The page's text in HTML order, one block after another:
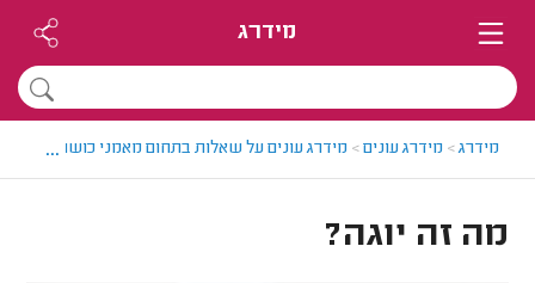
מידרג
מידרג> מידרג עונים> מידרג עונים על שאלות בתחום מאמני כושר >
...
מה זה יוגה?